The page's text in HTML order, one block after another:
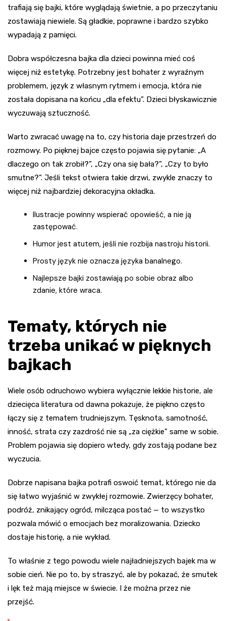
trafiają się bajki, które wyglądają świetnie, a po przeczytaniu
zostawiają niewiele. Są gładkie, poprawne i bardzo szybko
wypadają z pamięci.
Dobra współczesna bajka dla dzieci powinna mieć coś
więcej niż estetykę. Potrzebny jest bohater z wyraźnym
problemem, język z własnym rytmem i emocja, która nie
została dopisana na końcu „dla efektu”. Dzieci błyskawicznie
wyczuwają sztuczność.
Warto zwracać uwagę na to, czy historia daje przestrzeń do
rozmowy. Po pięknej bajce często pojawia się pytanie: „A
dlaczego on tak zrobił?”, „Czy ona się bała?”, „Czy to było
smutne?”. Jeśli tekst otwiera takie drzwi, zwykle znaczy to
więcej niż najbardziej dekoracyjna okładka.
Ilustracje powinny wspierać opowieść, a nie ją
zastępować.
Humor jest atutem, jeśli nie rozbija nastroju historii.
Prosty język nie oznacza języka banalnego.
Najlepsze bajki zostawiają po sobie obraz albo
zdanie, które wraca.
Tematy, których nie
trzeba unikać w pięknych
bajkach
Wiele osób odruchowo wybiera wyłącznie lekkie historie, ale
dziecięca literatura od dawna pokazuje, że piękno często
łączy się z tematem trudniejszym. Tęsknota, samotność,
inność, strata czy zazdrość nie są „za ciężkie” same w sobie.
Problem pojawia się dopiero wtedy, gdy zostają podane bez
wyczucia.
Dobrze napisana bajka potrafi oswoić temat, którego nie da
się łatwo wyjaśnić w zwykłej rozmowie. Zwierzęcy bohater,
podróż, znikający ogród, milcząca postać — to wszystko
pozwala mówić o emocjach bez moralizowania. Dziecko
dostaje historię, a nie wykład.
To właśnie z tego powodu wiele najładniejszych bajek ma w
sobie cień. Nie po to, by straszyć, ale by pokazać, że smutek
i lęk też mają miejsce w świecie. I że można przez nie
przejść.